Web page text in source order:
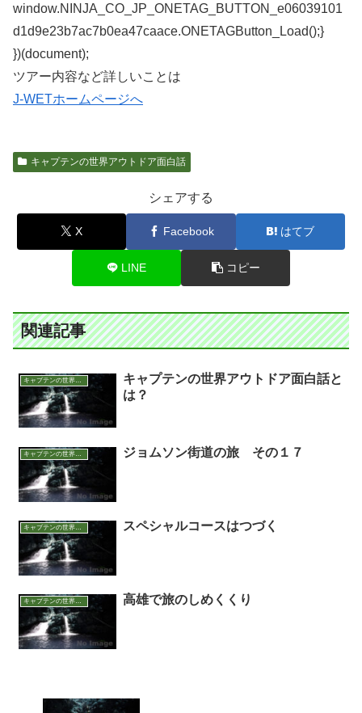
window.NINJA_CO_JP_ONETAG_BUTTON_e06039101
d1d9e23b7ac7b0ea47caace.ONETAGButton_Load();}
})(document);
ツアー内容など詳しいことは
J-WETホームページへ
キャプテンの世界アウトドア面白話
シェアする
X Facebook はてブ
LINE コピー
関連記事
キャプテンの世界アウトドア面白話
キャプテンの世界アウトドア面白話と
は？
キャプテンの世界アウトドア面白話 ジョムソン街道の旅 その１７
キャプテンの世界アウトドア面白話 スペシャルコースはつづく
キャプテンの世界アウトドア面白話 高雄で旅のしめくくり